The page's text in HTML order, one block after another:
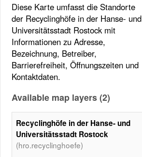
Diese Karte umfasst die Standorte
der Recyclinghöfe in der Hanse- und
Universitätsstadt Rostock mit
Informationen zu Adresse,
Bezeichnung, Betreiber,
Barrierefreiheit, Öffnungszeiten und
Kontaktdaten.
Available map layers (2)
Recyclinghöfe in der Hanse- und
Universitätsstadt Rostock
(hro.recyclinghoefe)